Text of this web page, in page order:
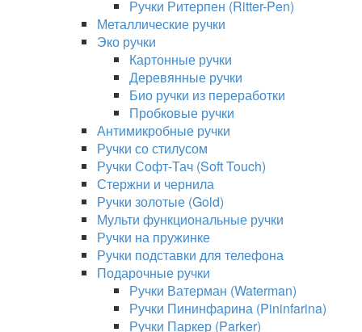
Ручки Ритерпен (Ritter-Pen)
Металлические ручки
Эко ручки
Картонные ручки
Деревянные ручки
Био ручки из переработки
Пробковые ручки
Антимикробные ручки
Ручки со стилусом
Ручки Софт-Тач (Soft Touch)
Стержни и чернила
Ручки золотые (Gold)
Мульти функциональные ручки
Ручки на пружинке
Ручки подставки для телефона
Подарочные ручки
Ручки Ватерман (Waterman)
Ручки Пининфарина (Pininfarina)
Ручки Паркер (Parker)